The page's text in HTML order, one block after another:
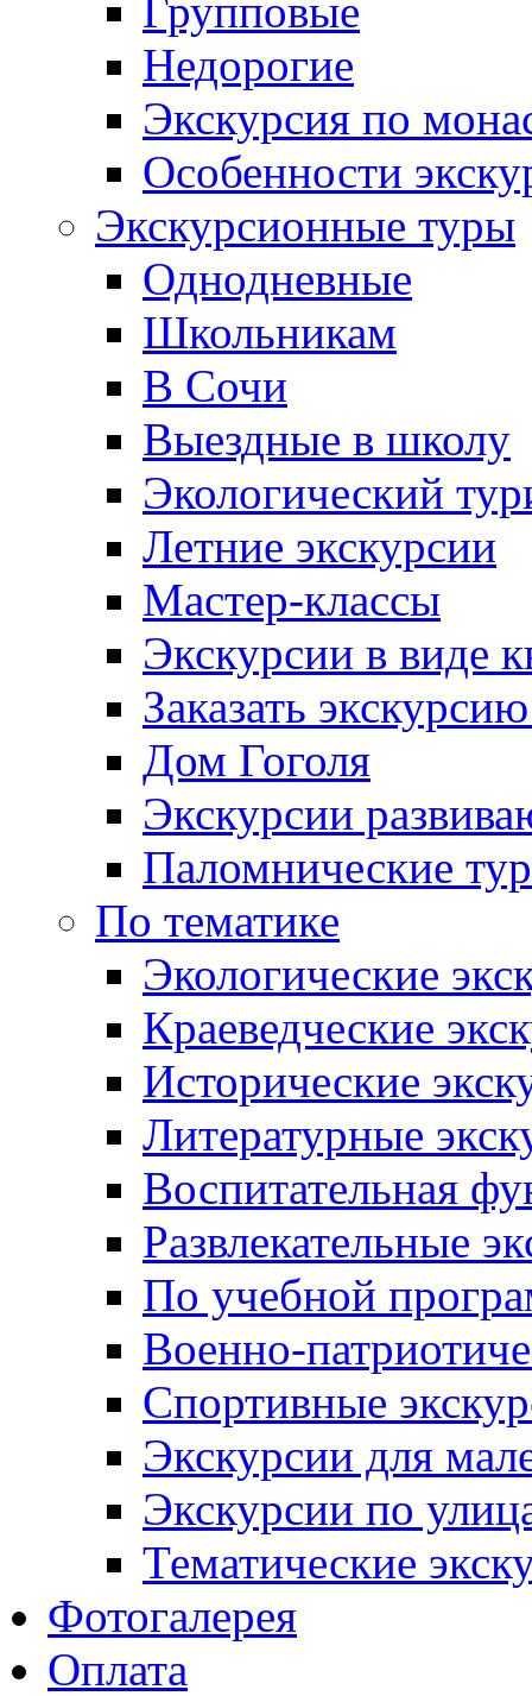
Групповые
Недорогие
Экскурсия по
Особенности
Экскурсионные туры
Однодневные
Школьникам
В Сочи
Выездные в школу
Экологический
Летние экскурсии
Мастер-классы
Экскурсии в виде
Заказать
Дом Гоголя
Экскурсии
Паломнические
По тематике
Экологические
Краеведческие
Исторические
Литературные
Воспитательная
Развлекательные
По учебной
Военно-
Спортивные
Экскурсии для
Экскурсии по
Тематические
Фотогалерея
Оплата